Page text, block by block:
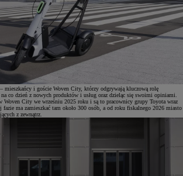
mieszkańcy i goście Woven City, którzy odgrywają kluczową rolę
co dzień z nowych produktów i usług oraz dzieląc się swoimi opiniami.
Woven City we wrześniu 2025 roku i są to pracownicy grupy Toyota wraz
ma zamieszkać tam około 300 osób, a od roku fiskalnego 2026 miasto
z zewnątrz.